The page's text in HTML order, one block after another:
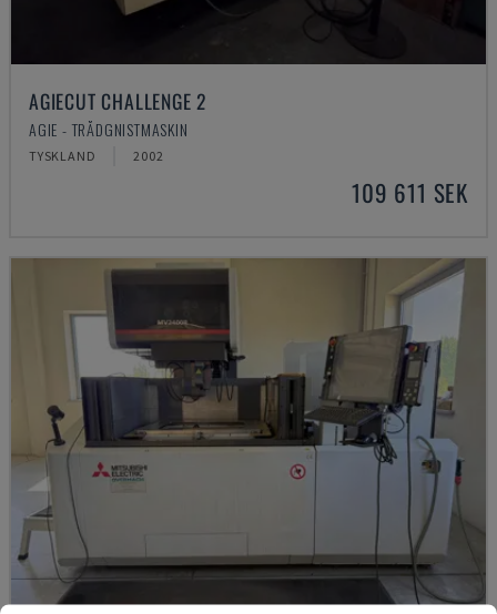
AGIECUT CHALLENGE 2
AGIE - TRÅDGNISTMASKIN
TYSKLAND 2002
109 611 SEK